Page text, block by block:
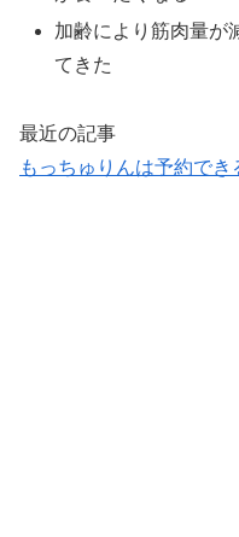
加齢により筋肉量が
てきた
最近の記事
もっちゅりんは予約でき